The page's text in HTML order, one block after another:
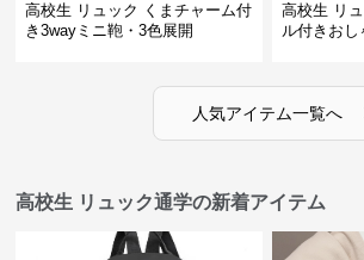
高校生 リュック くまチャーム付
き3wayミニ鞄・3色展開
高校生 リ
ル付きお
人気アイテム一覧へ
高校生 リュック通学の新着アイテム